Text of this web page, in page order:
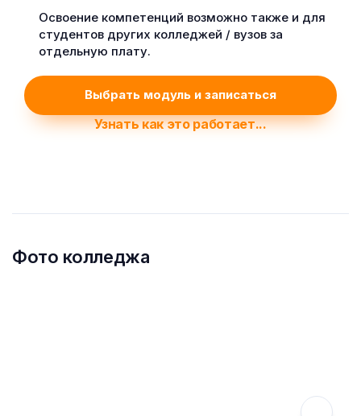
Освоение компетенций возможно также и для
студентов других колледжей / вузов за
отдельную плату.
Выбрать модуль и записаться
Узнать как это работает...
Фото колледжа